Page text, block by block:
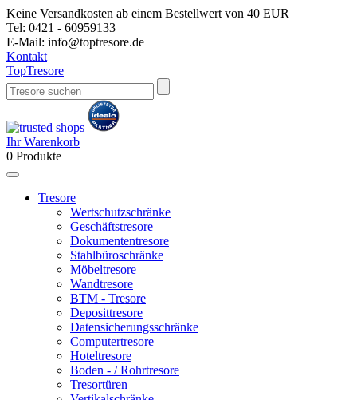
Keine Versandkosten ab einem Bestellwert von 40 EUR
Tel: 0421 - 60959133
E-Mail: info@toptresore.de
Kontakt
TopTresore
Ihr Warenkorb
0 Produkte
Tresore
Wertschutzschränke
Geschäftstresore
Dokumententresore
Stahlbüroschränke
Möbeltresore
Wandtresore
BTM - Tresore
Deposittresore
Datensicherungsschränke
Computertresore
Hoteltresore
Boden - / Rohrtresore
Tresortüren